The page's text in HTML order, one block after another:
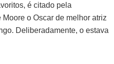
é citado pela
o Oscar de melhor atriz
Deliberadamente, o estava